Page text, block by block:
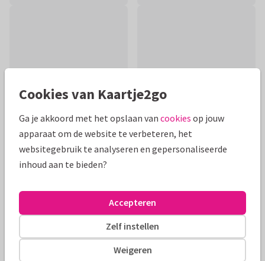
Productinformatie
Een grappige felicitatiekaart voor een huwelijksjubileum
met op de voorkant een vrolijk stel. De tekst is aanpasbaar.
Alle kaarten zijn helemaal naar wens aan te passen
Cookies van Kaartje2go
Ga je akkoord met het opslaan van cookies op jouw
apparaat om de website te verbeteren, het
websitegebruik te analyseren en gepersonaliseerde
inhoud aan te bieden?
Weigeren
Zelf instellen
Accepteren